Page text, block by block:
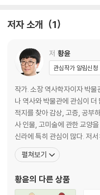
청동기 시대
청동기 시대 엑스칼리버
3. 금의 시작
인류사에 등장한 금
김포에서 출토된 금 귀걸이
고조선과 낙랑
석암리 9호분
중국 역사 속 황금
개에게 뼈다귀를 던져 주면
저자 소개 1
저 황윤
관심작가 알림신청
작가. 소장 역사학자이자 박
나 역사와 박물관에 관심이
적지를 찾아 감상, 고증, 공부
사 인물, 고미술에 관한 교양
신라에 특히 관심이 많다. 저서: 《일상이 고고학, 나 혼자 국립중앙박
물관》 《일상이 고고학, 나 혼
제주 여행》 《일상이 고고학,
목을 베다》 《도자기로
펼쳐보기
황윤의 다른 상품